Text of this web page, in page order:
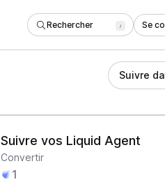
Rechercher / Se
Suivre
Suivre vos Liquid Agent
Convertir